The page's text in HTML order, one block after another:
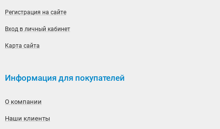
Регистрация на сайте
Вход в личный кабинет
Карта сайта
Информация для покупателей
О компании
Наши клиенты